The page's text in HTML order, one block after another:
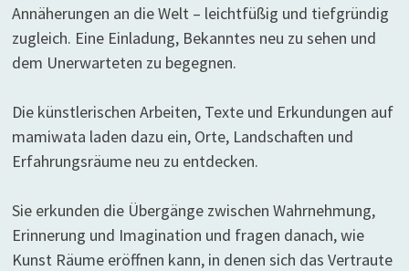
Annäherungen an die Welt – leichtfüßig und tiefgründig
zugleich. Eine Einladung, Bekanntes neu zu sehen und
dem Unerwarteten zu begegnen.
Die künstlerischen Arbeiten, Texte und Erkundungen auf
mamiwata laden dazu ein, Orte, Landschaften und
Erfahrungsräume neu zu entdecken.
Sie erkunden die Übergänge zwischen Wahrnehmung,
Erinnerung und Imagination und fragen danach, wie
Kunst Räume eröffnen kann, in denen sich das Vertraute